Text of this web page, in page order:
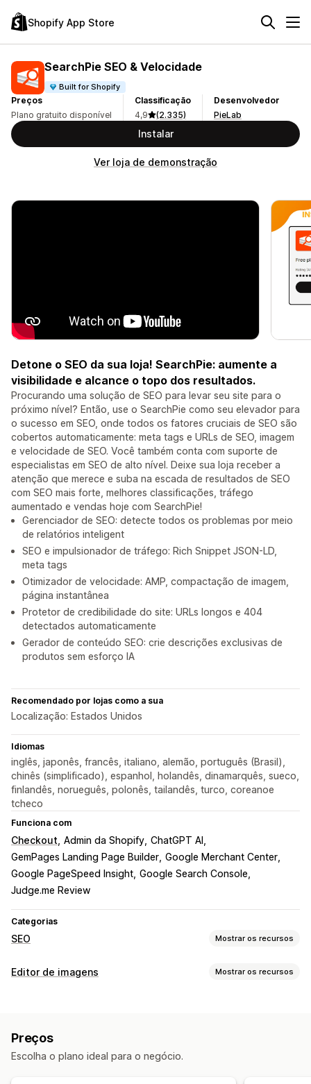
Shopify App Store
SearchPie SEO & Velocidade
Built for Shopify
Preços
Plano gratuito disponível
Classificação
4,9
(2.335)
Desenvolvedor
PieLab
Instalar
Ver loja de demonstração
Detone o SEO da sua loja! SearchPie: aumente a
visibilidade e alcance o topo dos resultados.
Procurando uma solução de SEO para levar seu site para o
próximo nível? Então, use o SearchPie como seu elevador para
o sucesso em SEO, onde todos os fatores cruciais de SEO são
cobertos automaticamente: meta tags e URLs de SEO, imagem
e velocidade de SEO. Você também conta com suporte de
especialistas em SEO de alto nível. Deixe sua loja receber a
atenção que merece e suba na escada de resultados de SEO
com SEO mais forte, melhores classificações, tráfego
aumentado e vendas hoje com SearchPie!
Gerenciador de SEO: detecte todos os problemas por meio
de relatórios inteligent
SEO e impulsionador de tráfego: Rich Snippet JSON-LD,
meta tags
Otimizador de velocidade: AMP, compactação de imagem,
página instantânea
Protetor de credibilidade do site: URLs longos e 404
detectados automaticamente
Gerador de conteúdo SEO: crie descrições exclusivas de
produtos sem esforço IA
Recomendado por lojas como a sua
Localização: Estados Unidos
Idiomas
inglês, japonês, francês, italiano, alemão, português (Brasil),
chinês (simplificado), espanhol, holandês, dinamarquês, sueco,
finlandês, norueguês, polonês, tailandês, turco, coreanoe
tcheco
Funciona com
Checkout Admin da Shopify ChatGPT AI
GemPages Landing Page Builder Google Merchant Center
Google PageSpeed Insight Google Search Console
Judge.me Review
Categorias
SEO Mostrar os recursos
Ferramentas de SEO
Trilhas de navegação
Indexação de páginas Metatags Rich snippets
Editor de imagens Mostrar os recursos
Texto alternativo
Preços
Escolha o plano ideal para o negócio.